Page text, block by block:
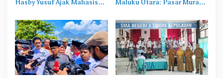
Hasby Yusuf Ajak Mahasiswa
Budaya dan Literasi
Maluku Utara: Pasar Murah
Masalah Baru